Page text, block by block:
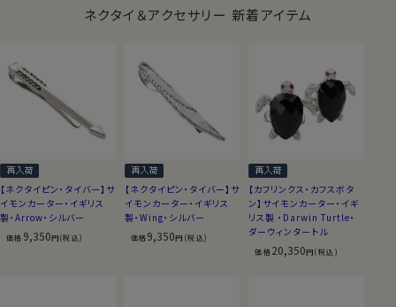
ネクタイ＆アクセサリー 新着アイテム
【ネクタイピン・タイバー】サ
イモンカーター・イギリス
製・Arrow・シルバー
価格 9,350円(税込)
【ネクタイピン・タイバー】サ
イモンカーター・イギリス
製・Wing・シルバー
価格9,350円(税込)
【カフリンクス・カフスボタ
ン】サイモンカーター・イギ
リス製 ・Darwin Turtle・
ダーウィンタートル
価格20,350円(税込)